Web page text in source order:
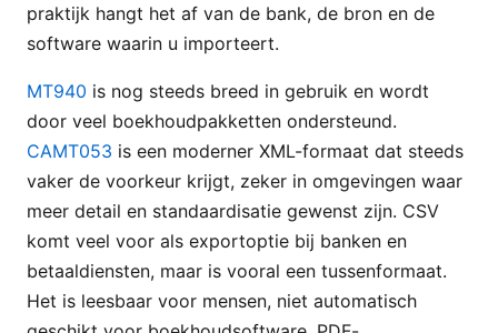
praktijk hangt het af van de bank, de bron en de
software waarin u importeert.
MT940 is nog steeds breed in gebruik en wordt
door veel boekhoudpakketten ondersteund.
CAMT053 is een moderner XML-formaat dat steeds
vaker de voorkeur krijgt, zeker in omgevingen waar
meer detail en standaardisatie gewenst zijn. CSV
komt veel voor als exportoptie bij banken en
betaaldiensten, maar is vooral een tussenformaat.
Het is leesbaar voor mensen, niet automatisch